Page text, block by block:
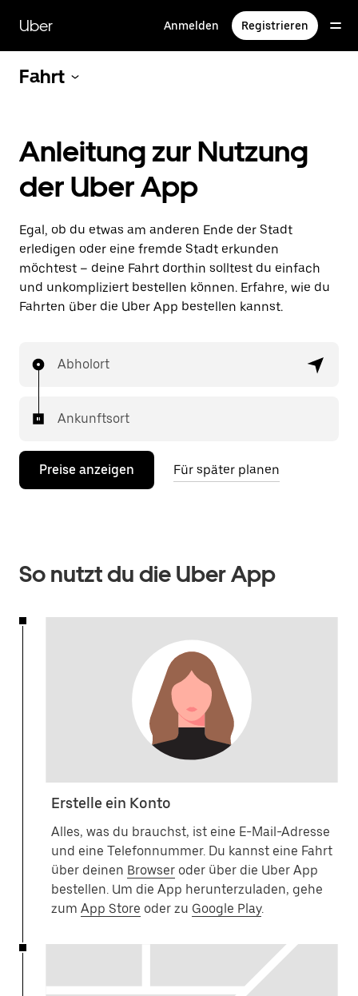
zum
Hauptinhalt
Uber Anmelden Registrieren
Fahrt
Anleitung zur Nutzung
der Uber App
Egal, ob du etwas am anderen Ende der Stadt
erledigen oder eine fremde Stadt erkunden
möchtest – deine Fahrt dorthin solltest du einfach
und unkompliziert bestellen können. Erfahre, wie du
Fahrten über die Uber App bestellen kannst.
Abholort
Ankunftsort
Preise anzeigen Für später planen
So nutzt du die Uber App
Erstelle ein Konto
Alles, was du brauchst, ist eine E-Mail-Adresse
und eine Telefonnummer. Du kannst eine Fahrt
über deinen Browser oder über die Uber App
bestellen. Um die App herunterzuladen, gehe
zum App Store oder zu Google Play.